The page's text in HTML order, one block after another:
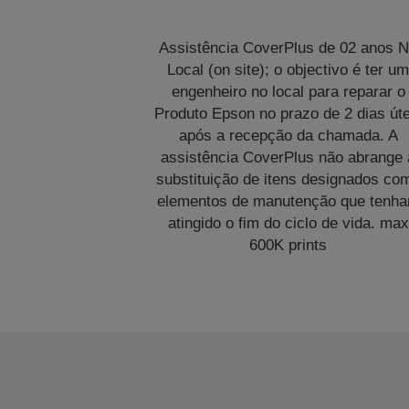
Assistência CoverPlus de 02 anos
Local (on site); o objectivo é ter um
engenheiro no local para reparar o
Produto Epson no prazo de 2 dias
após a recepção da chamada. A
assistência CoverPlus não abrange
substituição de itens designados
elementos de manutenção que
atingido o fim do ciclo de vida. max
600K prints